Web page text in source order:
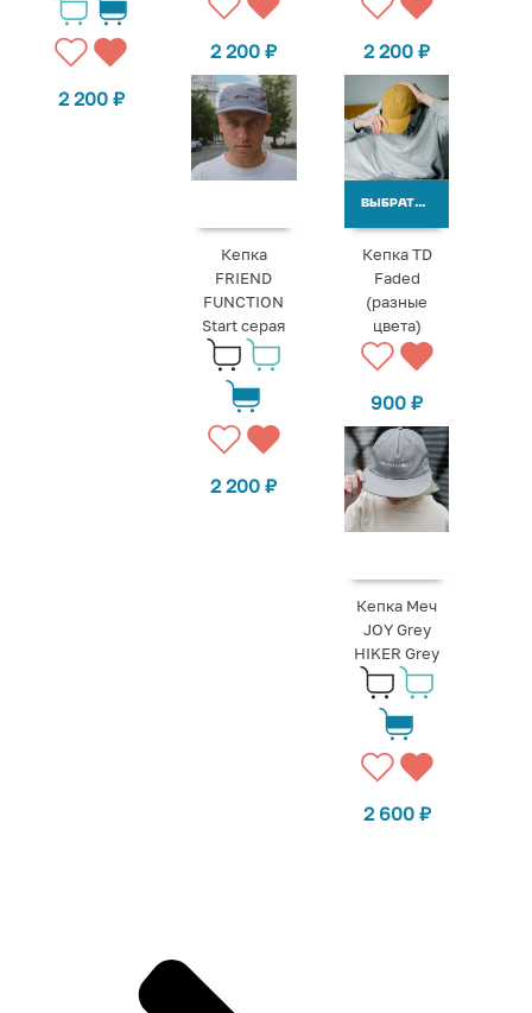
2 200 ₽
2 200₽ 2 200₽
Кепка
FRIEND
FUNCTION
Start серая
2 200₽
ВЫБРАТЬ ВАРИАНТЫ
Кепка TD
Faded
(разные
цвета)
900₽
Кепка Меч
JOY Grey
HIKER Grey
2 600 ₽